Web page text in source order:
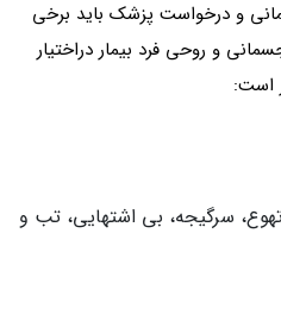
و درخواست پزشک باید برخی
و روحی فرد بیمار دراختیار
است:
سرگیجه، بی اشتهایی، تب و